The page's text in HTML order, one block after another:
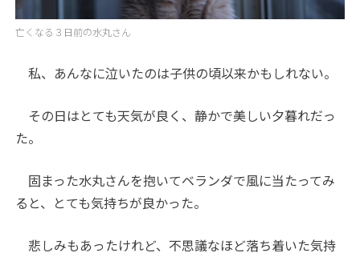
亡くなる３日前の水丸さん
私、あんなに泣いたのは子供の頃以来かもしれない。
その日はとても天気が良く、静かで美しい夕暮れだっ
た。
固まった水丸さんを抱いてベランダで風に当たってみ
ると、とても気持ちが良かった。
悲しみもあったけれど、不思議なほど落ち着いた気持